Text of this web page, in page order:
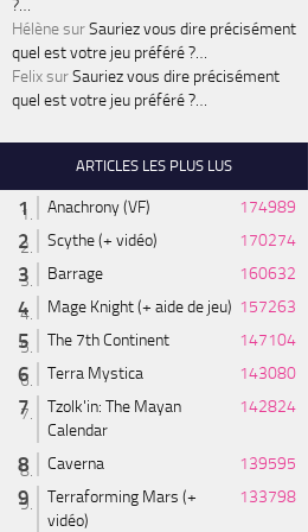
?…
HélènesurSauriez vous dire précisément
quel est votre jeu préféré ?…
FelixsurSauriez vous dire précisément
quel est votre jeu préféré ?…
ARTICLES LES PLUS LUS
Anachrony (VF)
174989
Scythe (+ vidéo)
170274
Barrage
160632
Mage Knight (+ aide de jeu) 157263
The 7th Continent
147104
Terra Mystica
143080
Tzolk'in: The Mayan
Calendar
142824
Caverna
139595
Terraforming Mars (+
vidéo)
133798